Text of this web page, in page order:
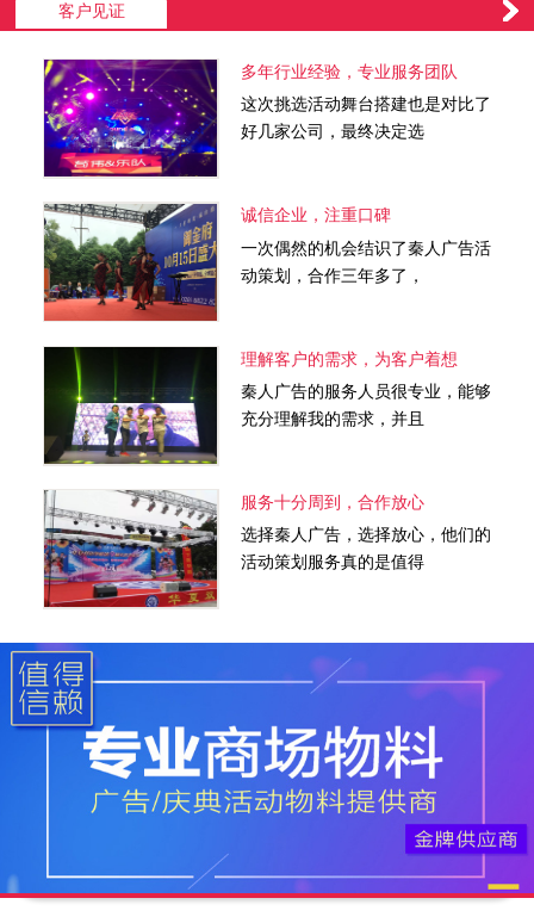
客户见证
多年行业经验，专业服务团队
这次挑选活动舞台搭建也是对比了
好几家公司，最终决定选
诚信企业，注重口碑
一次偶然的机会结识了秦人广告活
动策划，合作三年多了，
理解客户的需求，为客户着想
秦人广告的服务人员很专业，能够
充分理解我的需求，并且
服务十分周到，合作放心
选择秦人广告，选择放心，他们的
活动策划服务真的是值得